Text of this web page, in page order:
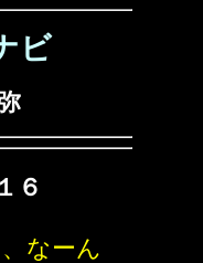
ビ
６
なーん